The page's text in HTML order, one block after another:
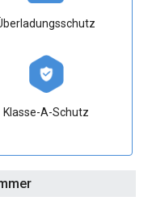
Klasse-A-Schutz